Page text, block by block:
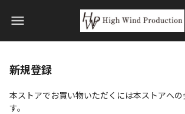
新規登録
本ストアでお買い物いただくには本ストアへ
す。